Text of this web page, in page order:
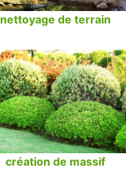
nettoyage de terrain
création de massif